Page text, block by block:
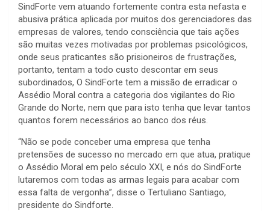
SindForte vem atuando fortemente contra esta nefasta e
abusiva prática aplicada por muitos dos gerenciadores das
empresas de valores, tendo consciência que tais ações
são muitas vezes motivadas por problemas psicológicos,
onde seus praticantes são prisioneiros de frustrações,
portanto, tentam a todo custo descontar em seus
subordinados, O SindForte tem a missão de erradicar o
Assédio Moral contra a categoria dos vigilantes do Rio
Grande do Norte, nem que para isto tenha que levar tantos
quantos forem necessários ao banco dos réus.
“Não se pode conceber uma empresa que tenha
pretensões de sucesso no mercado em que atua, pratique
o Assédio Moral em pelo século XXI, e nós do SindForte
lutaremos com todas as armas legais para acabar com
essa falta de vergonha”, disse o Tertuliano Santiago,
presidente do Sindforte.